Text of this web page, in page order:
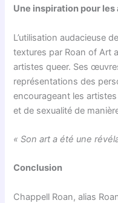
Une inspiration pour
L’utilisation audacieuse
textures par Roan of Art
artistes queer. Ses
représentations des
encourageant les
et de sexualité de
« Son art a été une
Conclusion
Chappell Roan, alias